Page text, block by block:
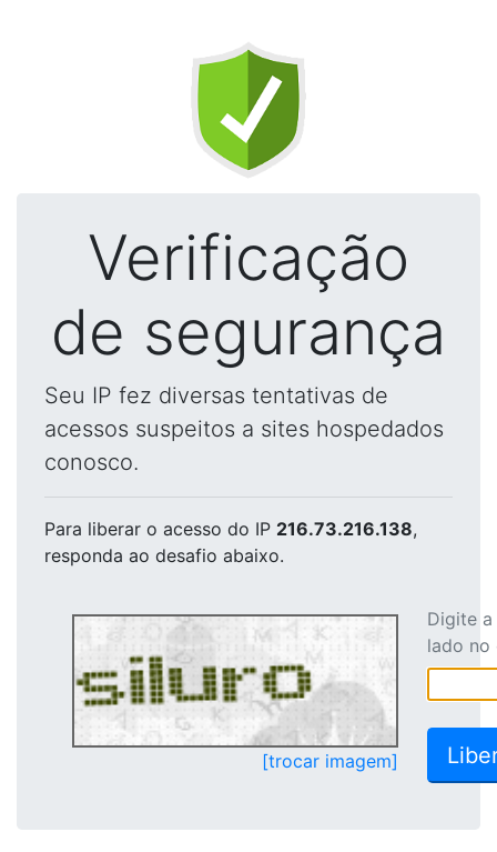
Verificação
de segurança
Seu IP fez diversas tentativas de
acessos suspeitos a sites hospedados
conosco.
Para liberar o acesso do IP 216.73.216.138,
responda ao desafio abaixo.
[trocar imagem]
Digite
lado no